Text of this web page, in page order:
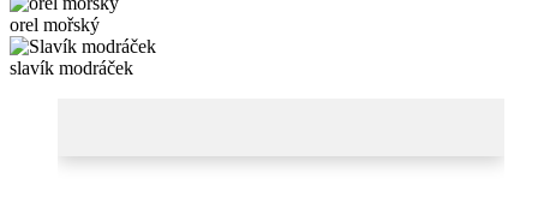
orel mořský
slavík modráček